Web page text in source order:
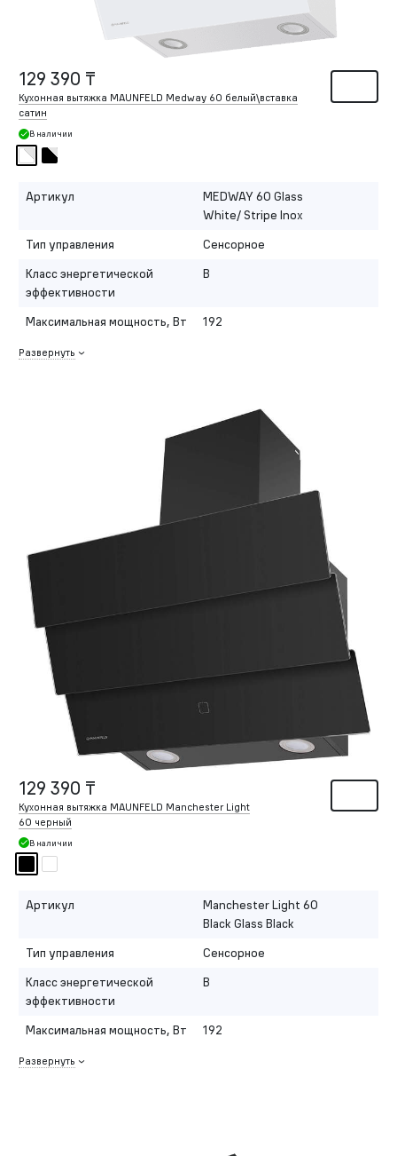
129 390 ₸
Кухонная вытяжка MAUNFELD Medway 60 белый\вставка
сатин
В наличии
Артикул
MEDWAY 60 Glass
White/ Stripe Inox
Тип управления
Сенсорное
Класс энергетической
эффективности
B
Максимальная мощность, Вт 192
Развернуть
129 390 ₸
Кухонная вытяжка MAUNFELD Manchester Light
60 черный
В наличии
Артикул
Manchester Light 60
Black Glass Black
Тип управления
Сенсорное
Класс энергетической
эффективности
B
Максимальная мощность, Вт 192
Развернуть